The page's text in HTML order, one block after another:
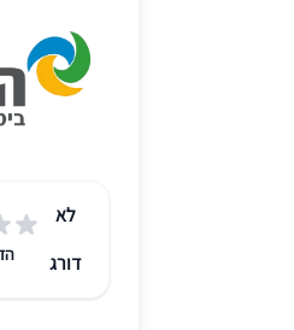
לא
דורג